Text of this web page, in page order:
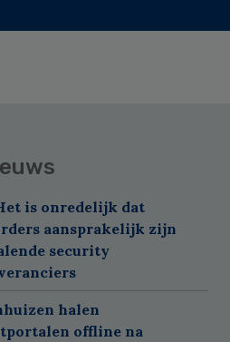
is onredelijk dat
aansprakelijk zijn
security
halen
offline na